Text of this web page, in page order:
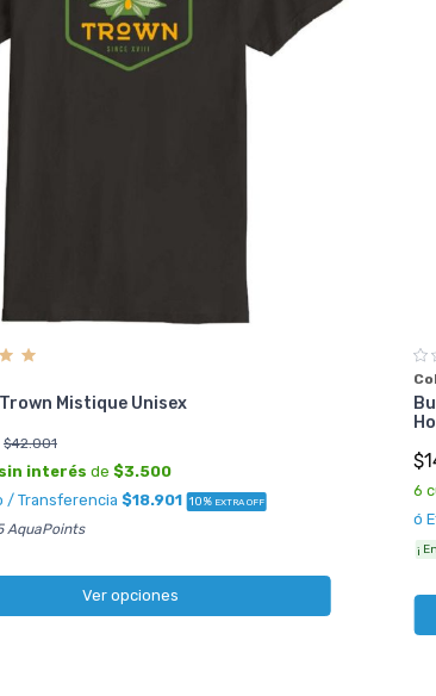
Mistique Unisex
$42.001
sin interés de $3.500
/ Transferencia $18.901 10% EXTRA OFF
AquaPoints
Ver opciones
6
ó
¡